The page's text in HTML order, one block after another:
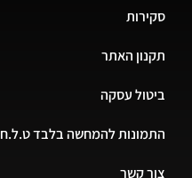
סקירות
תקנון האתר
ביטול עסקה
התמונות להמחשה בלבד ט.ל.ח
צור קשר